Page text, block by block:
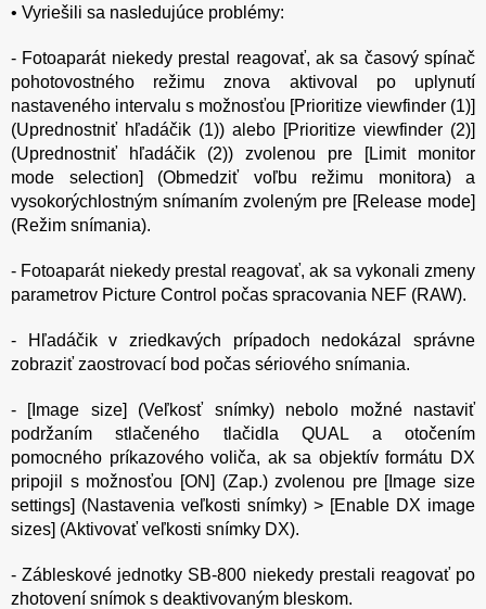
• Vyriešili sa nasledujúce problémy:
- Fotoaparát niekedy prestal reagovať, ak sa časový spínač
pohotovostného režimu znova aktivoval po uplynutí
nastaveného intervalu s možnosťou [Prioritize viewfinder (1)]
(Uprednostniť hľadáčik (1)) alebo [Prioritize viewfinder (2)]
(Uprednostniť hľadáčik (2)) zvolenou pre [Limit monitor
mode selection] (Obmedziť voľbu režimu monitora) a
vysokorýchlostným snímaním zvoleným pre [Release mode]
(Režim snímania).
- Fotoaparát niekedy prestal reagovať, ak sa vykonali zmeny
parametrov Picture Control počas spracovania NEF (RAW).
- Hľadáčik v zriedkavých prípadoch nedokázal správne
zobraziť zaostrovací bod počas sériového snímania.
- [Image size] (Veľkosť snímky) nebolo možné nastaviť
podržaním stlačeného tlačidla QUAL a otočením
pomocného príkazového voliča, ak sa objektív formátu DX
pripojil s možnosťou [ON] (Zap.) zvolenou pre [Image size
settings] (Nastavenia veľkosti snímky) > [Enable DX image
sizes] (Aktivovať veľkosti snímky DX).
- Zábleskové jednotky SB-800 niekedy prestali reagovať po
zhotovení snímok s deaktivovaným bleskom.